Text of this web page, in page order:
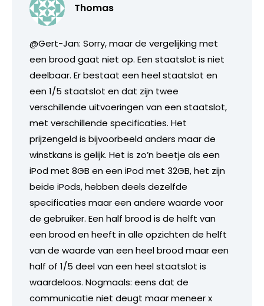
Thomas
@Gert-Jan: Sorry, maar de vergelijking met
een brood gaat niet op. Een staatslot is niet
deelbaar. Er bestaat een heel staatslot en
een 1/5 staatslot en dat zijn twee
verschillende uitvoeringen van een staatslot,
met verschillende specificaties. Het
prijzengeld is bijvoorbeeld anders maar de
winstkans is gelijk. Het is zo’n beetje als een
iPod met 8GB en een iPod met 32GB, het zijn
beide iPods, hebben deels dezelfde
specificaties maar een andere waarde voor
de gebruiker. Een half brood is de helft van
een brood en heeft in alle opzichten de helft
van de waarde van een heel brood maar een
half of 1/5 deel van een heel staatslot is
waardeloos. Nogmaals: eens dat de
communicatie niet deugt maar meneer x